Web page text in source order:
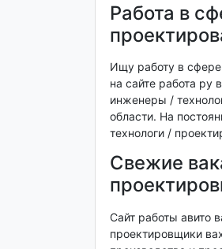
Работа в
Ищу работу в сфере
на сайте работа ру
инженеры /
области. На
технологи /
Свежие
Сайт работы авито
проектировщики